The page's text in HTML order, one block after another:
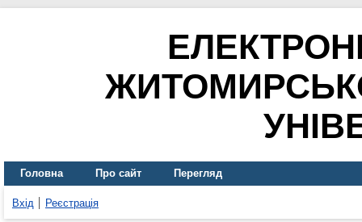
Головна Про сайт Перегляд
Вхід Реєстрація